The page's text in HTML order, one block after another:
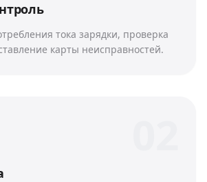
тока зарядки, проверка
карты неисправностей.